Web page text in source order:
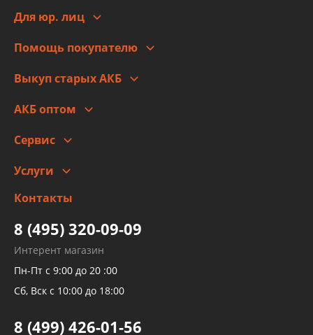
Новости
Правовая информация
Для юр. лиц
Помощь покупателю
Оплата
Гарантии и возврат
Выкуп старых АКБ
АКБ оптом
Сервис
Заправка кондиционера авто
Детейлинг
Услуги
высокого давления
Тормозных трубок
Рукавов гидроусилителей
Рукавов компрессоров и турбин
Трубок кондиционеров
Контакты
8 (495) 320-09-09
Интерент магазин
Пн-Пт с 9:00 до 20 :00
Сб, Вск с 10:00 до 18:00
8 (499) 426-01-56